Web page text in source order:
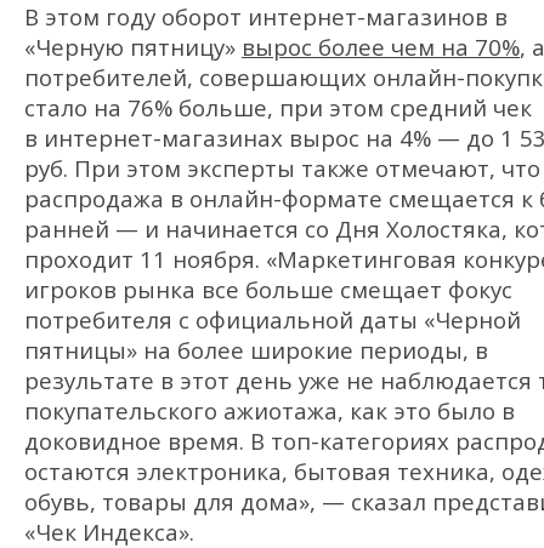
В этом году оборот интернет-магазинов в
«Черную пятницу» вырос более чем на 70%, а
потребителей, совершающих онлайн-
стало на 76% больше, при этом средний чек
в интернет-магазинах вырос на 4% — до 1
руб. При этом эксперты также отмечают, что
распродажа в онлайн-формате смещается к
ранней — и начинается со Дня Холостяка,
проходит 11 ноября. «Маркетинговая
игроков рынка все больше смещает фокус
потребителя с официальной даты «Черной
пятницы» на более широкие периоды, в
результате в этот день уже не наблюдается
покупательского ажиотажа, как это было в
доковидное время. В топ-категориях
остаются электроника, бытовая техника,
обувь, товары для дома», — сказал
«Чек Индекса».